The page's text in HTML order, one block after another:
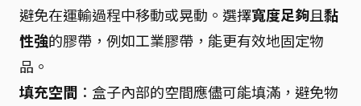
避免在運輸過程中移動或晃動。選擇寬度足夠且黏
性強的膠帶，例如工業膠帶，能更有效地固定物
品。
填充空間 ：盒子內部的空間應儘可能填滿，避免物